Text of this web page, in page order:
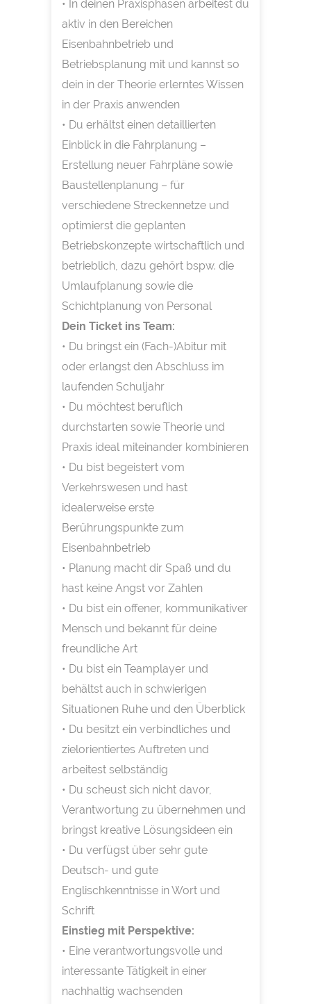
• In deinen Praxisphasen arbeitest du
aktiv in den Bereichen
Eisenbahnbetrieb und
Betriebsplanung mit und kannst so
dein in der Theorie erlerntes Wissen
in der Praxis anwenden
• Du erhältst einen detaillierten
Einblick in die Fahrplanung –
Erstellung neuer Fahrpläne sowie
Baustellenplanung – für
verschiedene Streckennetze und
optimierst die geplanten
Betriebskonzepte wirtschaftlich und
betrieblich, dazu gehört bspw. die
Umlaufplanung sowie die
Schichtplanung von Personal
Dein Ticket ins Team:
• Du bringst ein (Fach-)Abitur mit
oder erlangst den Abschluss im
laufenden Schuljahr
• Du möchtest beruflich
durchstarten sowie Theorie und
Praxis ideal miteinander kombinieren
• Du bist begeistert vom
Verkehrswesen und hast
idealerweise erste
Berührungspunkte zum
Eisenbahnbetrieb
• Planung macht dir Spaß und du
hast keine Angst vor Zahlen
• Du bist ein offener, kommunikativer
Mensch und bekannt für deine
freundliche Art
• Du bist ein Teamplayer und
behältst auch in schwierigen
Situationen Ruhe und den Überblick
• Du besitzt ein verbindliches und
zielorientiertes Auftreten und
arbeitest selbständig
• Du scheust sich nicht davor,
Verantwortung zu übernehmen und
bringst kreative Lösungsideen ein
• Du verfügst über sehr gute
Deutsch- und gute
Englischkenntnisse in Wort und
Schrift
Einstieg mit Perspektive:
• Eine verantwortungsvolle und
interessante Tätigkeit in einer
nachhaltig wachsenden